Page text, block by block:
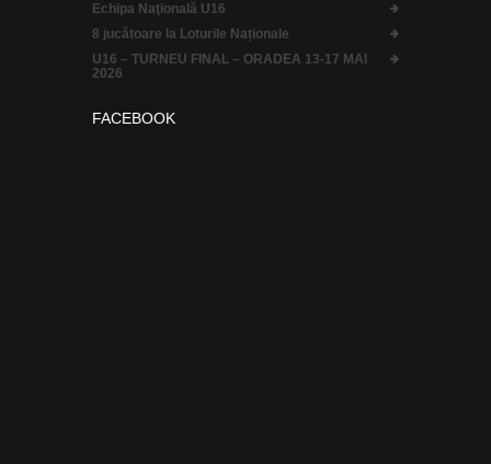
Echipa Naţională U16
8 jucătoare la Loturile Naționale
U16 – TURNEU FINAL – ORADEA 13-17 MAI
2026
FACEBOOK